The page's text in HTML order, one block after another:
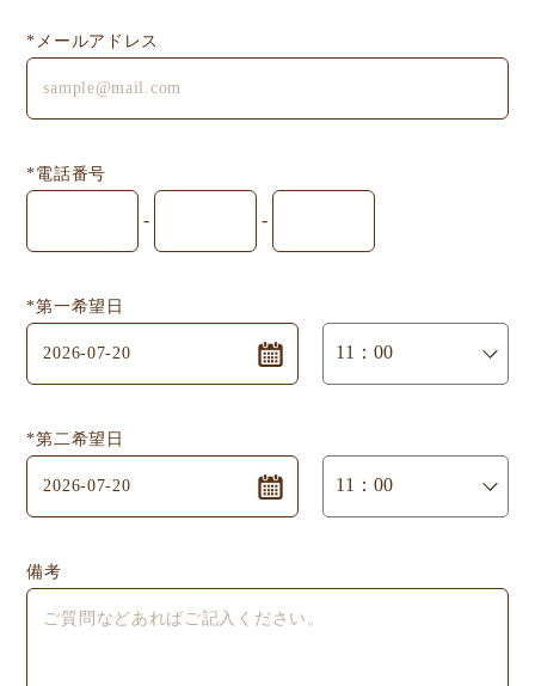
*メールアドレス
*電話番号
- -
*第一希望日
*第二希望日
備考